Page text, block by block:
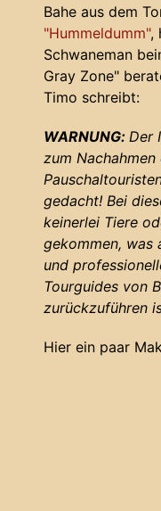
Bahe aus dem
"Hummeldumm",
Schwaneman
Gray Zone"
Timo schreibt:
WARNUNG: Der
zum Nachahmen
gedacht! Bei
keinerlei Tiere
gekommen, was
und
Tourguides von
zurückzuführen
Hier ein paar